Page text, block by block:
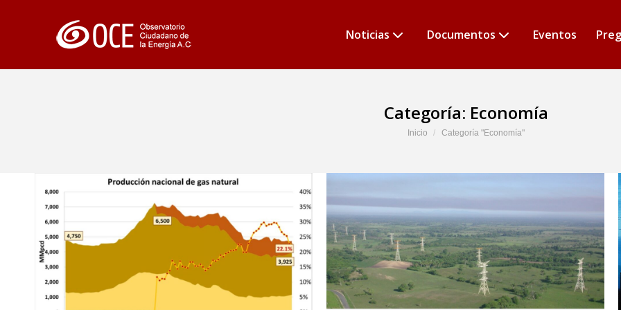
Noticias Documentos Eventos
Categoría: Economía
Estás aquí:
Inicio Categoría "Economía"